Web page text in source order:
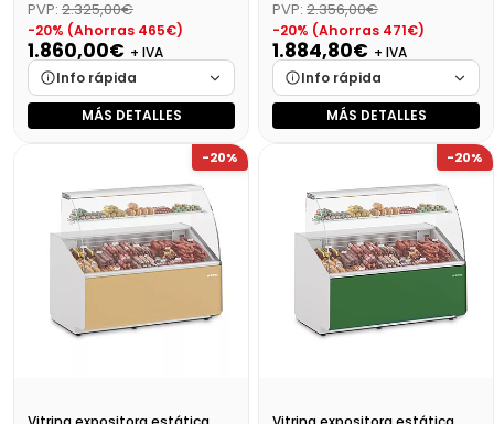
cristal plano VJU9P
PVP: 2.325,00€
-20% (Ahorras 465€)
1.860,00€ + IVA
Info rápida
Marca
Cargando…
Cargando…
Disponibilidad
Cargando…
Precio final (+21%)2250,60 €
MÁS DETALLES
PVP: 2.356,00€
-20% (Ahorras 471€)
1.884,80€ + IVA
Info rápida
Marca
Cargando…
Cargando…
Disponibilidad
Cargando…
Precio final (+21%)2280,61 €
MÁS DETALLES
-20% -20%